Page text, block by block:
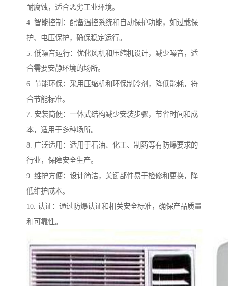
耐腐蚀，适合恶劣工业环境。
4. 智能控制：配备温控系统和自动保护功能，如过载保
护、电压保护，确保稳定运行。
5. 低噪音运行：优化风机和压缩机设计，减少噪音，适
合需要安静环境的场所。
6. 节能环保：采用压缩机和环保制冷剂，降低能耗，符
合节能标准。
7. 安装简便：一体式结构减少安装步骤，节省时间和成
本，适用于多种场所。
8. 广泛适用：适用于石油、化工、制药等有防爆要求的
行业，保障安全生产。
9. 维护方便：设计简洁，关键部件易于检修和更换，降
低维护成本。
10. 认证：通过防爆认证和相关安全标准，确保产品质量
和可靠性。